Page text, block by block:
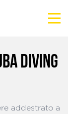
DIVING
addestrato a